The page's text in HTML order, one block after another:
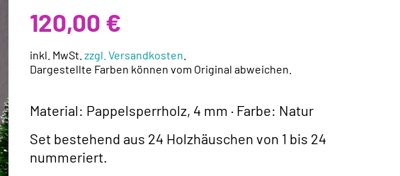
120,00 €
inkl. MwSt.zzgl. Versandkosten
Dargestellte Farben können vom Original abweichen.
Material: Pappelsperrholz, 4 mm · Farbe: Natur
Set bestehend aus 24 Holzhäuschen von 1 bis 24
nummeriert.